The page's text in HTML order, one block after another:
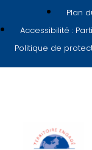
Plan
Accessibilité :
Politique de